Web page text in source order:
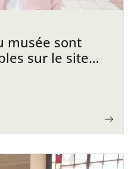
musée sont
sur le site